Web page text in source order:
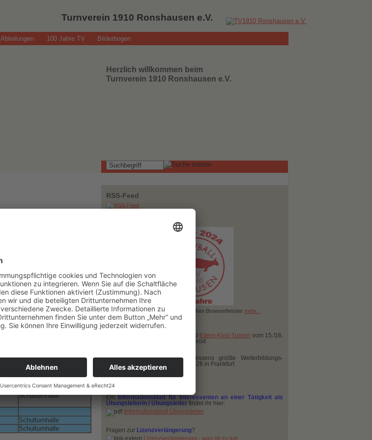
Turnverein 1910 Ronshausen e.V.
Abteilungen 100 Jahre TV Bilderbogen
Herzlich willkommen beim
Turnverein 1910 Ronshausen e.V.
Haus des Gastes,
Gymnastikraum
Schulturnhalle
Haus des Gastes,
Gymnastikraum
Schulturnhalle
Schulturnhalle
Schulturnhalle
Schulturnhalle
Schulturnhalle
Schulturnhalle
RSS-Feed
mehr...
Aus- und Weiterbildungen
und Eltern-Kind-Turnen vom 15./16.
und 29./30. August 2026 in Hartenrod
Turn- und Sportkongress- Hessens größte Weiterbildungs-
veranstaltung - 19. bis 21. Juni 2026 in Frankfurt
Ein
Informationsblatt für Interessenten an einer Tätigkeit als
Übungsleiterin / Übungsleiter findet ihr hier:
Informationsblatt Übungsleiter
Fragen zur Lizenzverlängerung?
Lizenzverlängerung - was ist zu tun